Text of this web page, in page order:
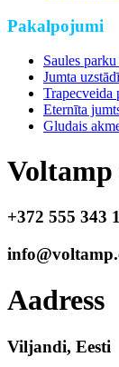
Pakalpojumi
Saules
Jumta
Trapecveida
Eternīta
Gludais
+372 555 343
Aadress
Viljandi, Eesti